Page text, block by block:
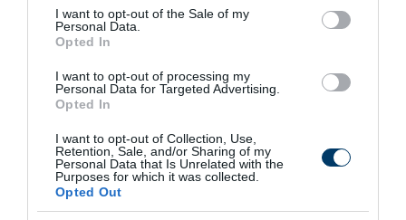
consent section.
I want to opt-out of the Sale of my
Personal Data.
Opted In
I want to opt-out of processing my
Personal Data for Targeted Advertising.
Opted In
I want to opt-out of Collection, Use,
Retention, Sale, and/or Sharing of my
Personal Data that Is Unrelated with the
Purposes for which it was collected.
Opted Out
Kép és a videó forrása: https://www.youtube.com/watch?
Összefoglalás – miről is szól a filézés?
A halak filézésének mestersége kiemelt fontosságú a
konyhaművészetben, legyen szó otthoni vagy